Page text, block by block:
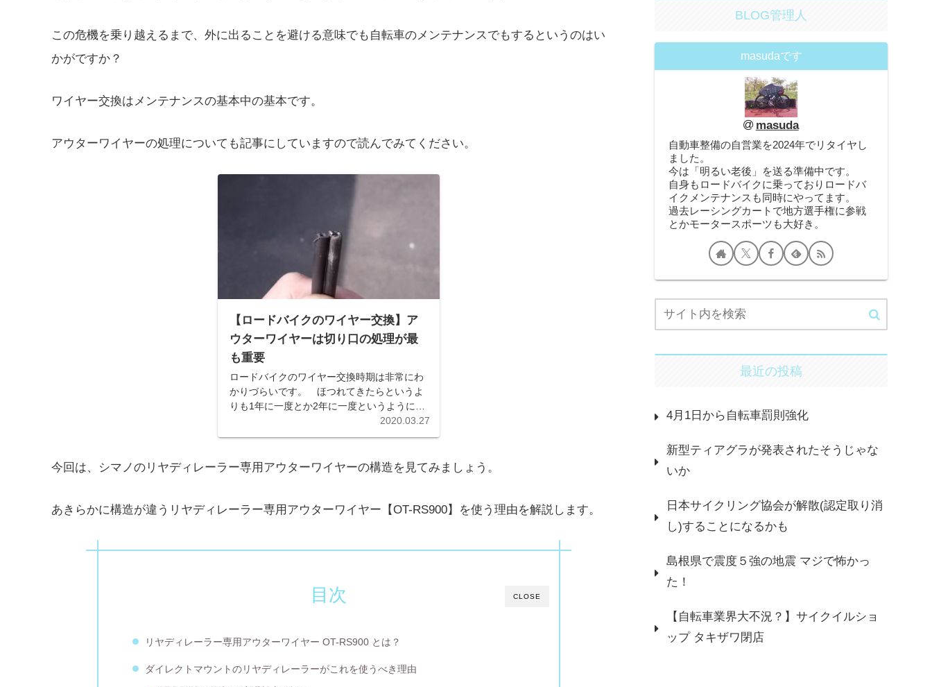
この危機を乗り越えるまで、外に出ることを避ける意味でも自転車のメンテナンスでもするというのはい
かがですか？
ワイヤー交換はメンテナンスの基本中の基本です。
アウターワイヤーの処理についても記事にしていますので読んでみてください。
【ロードバイクのワイヤー交換】ア
ウターワイヤーは切り口の処理が最
も重要
ロードバイクのワイヤー交換時期は非常にわ
かりづらいです。 ほつれてきたらというよ
りも1年に一度とか2年に一度というように時
期を決めて交換しましょう。 またアウターワ
イヤーの切り口の処理はとても大切です。処
います。
2020.03.27
今回は、シマノのリヤディレーラー専用アウターワイヤーの構造を見てみましょう。
あきらかに構造が違うリヤディレーラー専用アウターワイヤー【OT-RS900】を使う理由を解説します。
CLOSE
目次
リヤディレーラー専用アウターワイヤー OT-RS900 とは？
ダイレクトマウントのリヤディレーラーがこれを使うべき理由
BLOG管理人
masudaです
masuda
自動車整備の自営業を2024年でリタイヤし
ました。
今は「明るい老後」を送る準備中です。
自身もロードバイクに乗っておりロードバ
イクメンテナンスも同時にやってます。
過去レーシングカートで地方選手権に参戦
とかモータースポーツも大好き。
最近の投稿
4月1日から自転車罰則強化
新型ティアグラが発表されたそうじゃな
いか
日本サイクリング協会が解散(認定取り消
し)することになるかも
島根県で震度５強の地震 マジで怖かっ
た！
【自転車業界大不況？】サイクイルショ
ップ タキザワ閉店